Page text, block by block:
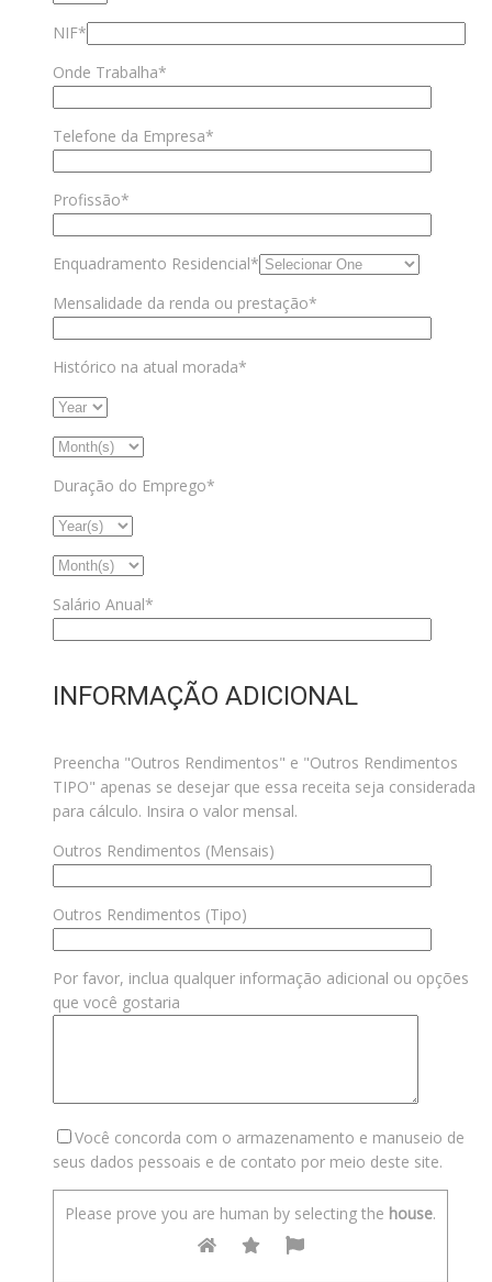
NIF*
Onde Trabalha*
Telefone da Empresa*
Profissão*
Enquadramento Residencial*
Mensalidade da renda ou prestação*
Histórico na atual morada*
Duração do Emprego*
Salário Anual*
INFORMAÇÃO ADICIONAL
Preencha "Outros Rendimentos" e "Outros Rendimentos
TIPO" apenas se desejar que essa receita seja considerada
para cálculo. Insira o valor mensal.
Outros Rendimentos (Mensais)
Outros Rendimentos (Tipo)
Por favor, inclua qualquer informação adicional ou opções
que você gostaria
Você concorda com o armazenamento e manuseio de
seus dados pessoais e de contato por meio deste site.
Please prove you are human by selecting the house.